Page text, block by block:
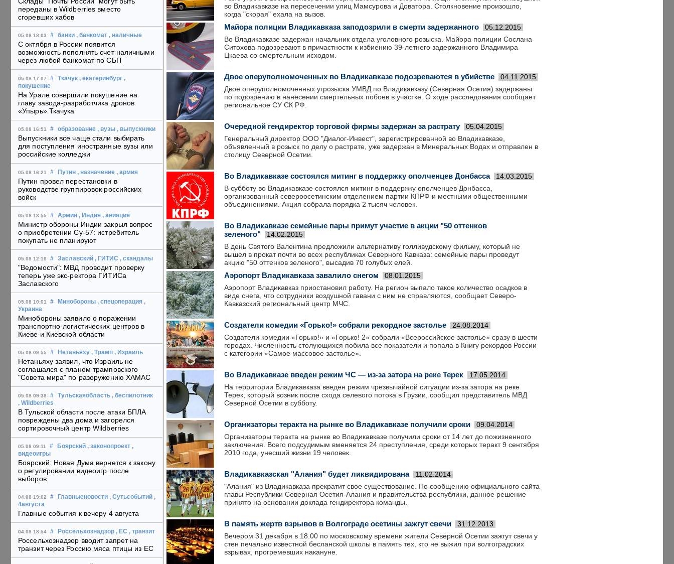
переданы в Wildberries вместо
сгоревших хабов
05.08 18:03 # банки , банкомат , наличные
С октября в России появится
возможность пополнять счет наличными
через любой банкомат по СБП
05.08 17:07 # Ткачук , екатеринбург ,
покушение
На Урале совершили покушение на
главу завода-разработчика дронов
«Упырь» Ткачука
05.08 16:51 # образование , вузы , выпускники
Выпускники все чаще стали выбирать
для поступления иностранные вузы или
российские колледжи
05.08 16:21 # Путин , назначение , армия
Путин провел перестановки в
руководстве группировок российских
войск
05.08 13:55 # Армия , Индия , авиация
Министр обороны Индии закрыл вопрос
о приобретении Су-57: истребитель
покупать не планируют
05.08 12:16 # Заславский , ГИТИС , скандалы
"Ведомости": МВД проводит проверку
теперь уже экс-ректора ГИТИСа
Заславского
05.08 10:01 # Минобороны , спецоперация ,
Украина
Минобороны заявило о поражении
транспортно-логистических центров в
Киеве и Киевской области
05.08 09:55 # Нетаньяху , Трамп , Израиль
Нетаньяху заявил, что Израиль не
соглашался с планом трамповского
"Совета мира" по разоружению ХАМАС
05.08 09:38 # Тульскаяобласть , беспилотник
, Wildberries
В Тульской области после атаки БПЛА
повреждены два дома и загорелся
сортировочный центр Wildberries
05.08 09:11 # Боярский , законопроект ,
видеоигры
Боярский: Новая Дума вернется к закону
о регулировании видеоигр после
выборов
04.08 19:02 # Главныеновости , Сутьсобытий ,
4августа
Главные события к вечеру 4 августа
04.08 18:54 # Россельхознадзор , ЕС , транзит
Россельхознадзор вводит запрет на
транзит через Россию мяса птицы из ЕС
во Владикавказе на пересечении улиц Мамсурова и Доватора. Столкновение произошло,
когда "скорая" ехала на вызов.
Майора полиции Владикавказа заподозрили в смерти задержанного 05.12.2015
Во Владикавказе задержан начальник отдела уголовного розыска. Майора полиции Сослана
Ситохова подозревают в причастности к избиению 39-летнего задержанного Владимира
Цкаева со смертельным исходом.
Двое оперуполномоченных во Владикавказе подозреваются в убийстве 04.11.2015
Двое оперуполномоченных угрозыска УМВД по Владикавказу (Северная Осетия) задержаны
по подозрению в нанесении смертельных побоев в участке. О ходе расследования сообщает
региональное СУ СК РФ.
Очередной гендиректор торговой фирмы задержан за растрату 05.04.2015
Генеральный директор ООО "Диалог-Инвест", зарегистрированной во Владикавказе,
объявленный в розыск по делу о растрате, уже задержан в Минеральных Водах и отправлен в
столицу Северной Осетии.
Во Владикавказе состоялся митинг в поддержку ополченцев Донбасса 14.03.2015
В субботу во Владикавказе состоялся митинг в поддержку ополченцев Донбасса,
организованный североосетинским отделением партии КПРФ и местными общественными
объединениями. Акция собрала порядка 2 тысяч человек.
Во Владикавказе семейные пары примут участие в акции "50 оттенков
зеленого"
14.02.2015
В день Святого Валентина предложили альтернативу голливудскому фильму, который не
вышел в прокат почти во всех республиках Северного Кавказа: семейные пары проведут
акцию "50 оттенков зеленого", высадив 70 голубых елей.
Аэропорт Владикавказа завалило снегом 08.01.2015
Аэропорт Владикавказ приостановил работу. На регион выпало такое количество осадков в
виде снега, что сотрудники воздушной гавани с ним не справляются, сообщает Северо-
Кавказский региональный центр МЧС.
Создатели комедии «Горько!» собрали рекордное застолье 24.08.2014
Создатели комедии «Горько!» и «Горько! 2» собрали «Всероссийское застолье» сразу в шести
городах. Численность столующихся побила все показатели и попала в Книгу рекордов России
с категории «Самое массовое застолье».
Во Владикавказе введен режим ЧС — из-за затора на реке Терек 17.05.2014
На территории Владикавказа введен режим чрезвычайной ситуации из-за затора на реке
Терек, который возник после схода селевого потока в Грузии, сообщил представитель МВД
Северной Осетии в субботу.
Организаторы теракта на рынке во Владикавказе получили сроки 09.04.2014
Организаторы теракта на рынке во Владикавказе получили сроки от 14 лет до пожизненного
заключения. Всего подсудимым вменяется 24 преступления, среди которых теракт 9 сентября
2010 года, унесший жизни 19 человек.
Владикавказская "Алания" будет ликвидирована 11.02.2014
"Алания" из Владикавказа прекратит свое существование. По сообщению официального сайта
главы Республики Северная Осетия-Алания и правительства республики, данное решение
принято на основании доклада гендиректора команды.
В память жертв взрывов в Волгограде осетины зажгут свечи 31.12.2013
Вечером 31 декабря в 18.00 по московскому времени жители Северной Осетии зажгут свечи у
стен печально известной бесланской школы в память тех, кто не выжил при волгоградских
взрывах, прогремевших накануне.